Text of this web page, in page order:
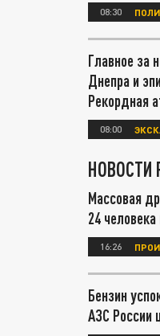
08:30
Главное за
Днепра и
Рекордная
08:00
НОВОСТИ
Массовая
24
16:26
Бензин
АЗС России